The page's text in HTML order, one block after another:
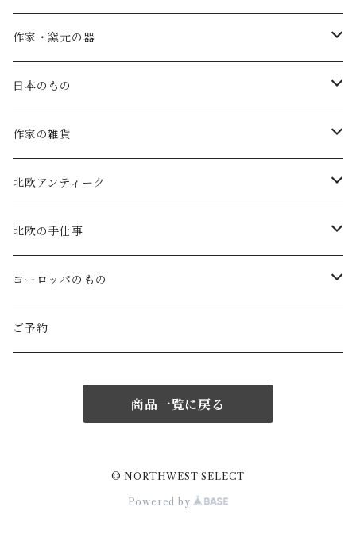
SALE
atelier naruse
atelier naruse (ﾌｫｰﾏﾙ)
MAGALI
Gauze#
ROBE de PEAU
LABORATORY
Atelier d'antan (ｳｪｱ)
Atelier d'antan (ｱｸｾｻﾘｰ)
作家・窯元の器
矢島操(器)
小鹿田焼の器
中川紀夫(器)
斉藤幸代（器）
icura(木工）
でく工房(ガラス)
日本のもの
コーヒーの道具
鳥越の竹細工(岩手)
わら細工たくぼ(宮崎)
南部鉄器(岩手)
佐渡の釜敷(新潟)
ガラスの保存瓶
工房アイザワ(新潟)
作家の雑貨
habotan
幸生窯
kitona(木製ﾌﾞﾛｰﾁ)
edge(革ﾌﾞﾛｰﾁ)
ninon(白樺ﾌﾞﾛｰﾁ)
北欧アンティーク
ARABIA・iittala
グラスウェア
Kronjyden/B&G
Rorstrand・Gefle
北欧の手仕事
白樺の雑貨
白樺のオーナメント
ラトビアの民芸品
ヨーロッパのもの
スウェーデン
Coltello (ｶﾄﾗﾘｰ)
Bjorklund (ｹｰｷｻｰﾊﾞｰ)
Creamore Mill (木製品)
ご予約
商品一覧に戻る
© NORTHWEST SELECT
Powered by